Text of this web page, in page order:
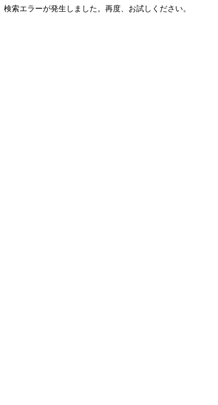
検索エラーが発生しました。再度、お試しください。